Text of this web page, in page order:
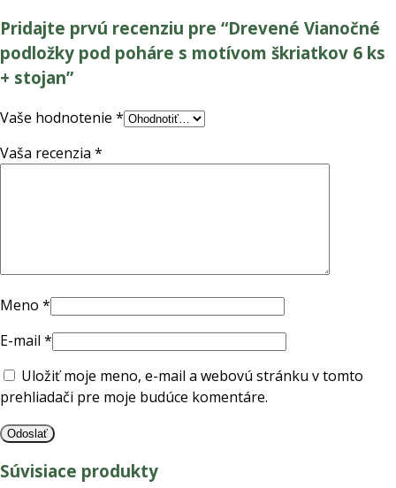
Pridajte prvú recenziu pre “Drevené Vianočné
podložky pod poháre s motívom škriatkov 6 ks
+ stojan”
Vaše hodnotenie *
Vaša recenzia *
Meno *
E-mail *
Uložiť moje meno, e-mail a webovú stránku v tomto
prehliadači pre moje budúce komentáre.
Súvisiace produkty